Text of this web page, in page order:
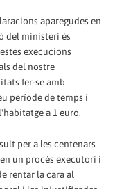
aparegudes en
del ministeri és
execucions
del nostre
fer-se amb
període de temps i
a 1 euro.
per a les centenars
un procés executori i
rentar la cara al